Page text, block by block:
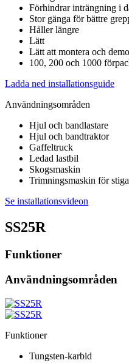
Förhindrar inträngning i
Stor gänga för bättre
Håller längre
Lätt
Lätt att montera och
100, 200 och 1000
Ladda ned installationsguide
Användningsområden
Hjul och bandlastare
Hjul och bandtraktor
Gaffeltruck
Ledad lastbil
Skogsmaskin
Trimningsmaskin för
Se installationsvideon
SS25R
Funktioner
Användningsområden
Funktioner
Tungsten-karbid